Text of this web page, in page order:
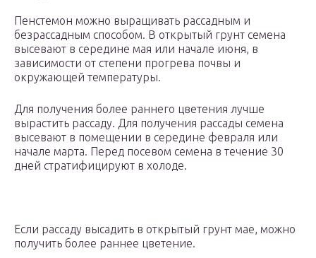
Пенстемон можно выращивать рассадным и
безрассадным способом. В открытый грунт семена
высевают в середине мая или начале июня, в
зависимости от степени прогрева почвы и
окружающей температуры.
Для получения более раннего цветения лучше
вырастить рассаду. Для получения рассады семена
высевают в помещении в середине февраля или
начале марта. Перед посевом семена в течение 30
дней стратифицируют в холоде.
Если рассаду высадить в открытый грунт мае, можно
получить более раннее цветение.